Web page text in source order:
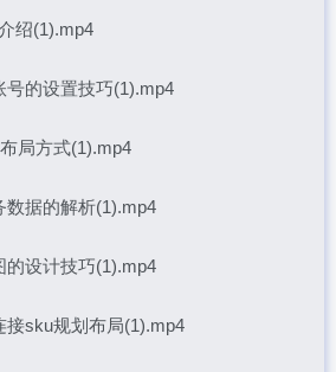
绍(1).mp4
的设置技巧(1).mp4
局方式(1).mp4
据的解析(1).mp4
设计技巧(1).mp4
sku规划布局(1).mp4